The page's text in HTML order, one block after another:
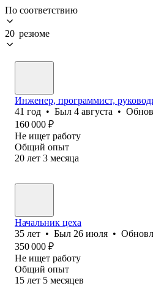
По соответствию
20 резюме
Инженер, программист,
41 год • Был 4 августа •
160 000 ₽
Не ищет работу
Общий опыт
20 лет 3 месяца
Начальник цеха
35 лет • Был 26 июля •
350 000 ₽
Не ищет работу
Общий опыт
15 лет 5 месяцев